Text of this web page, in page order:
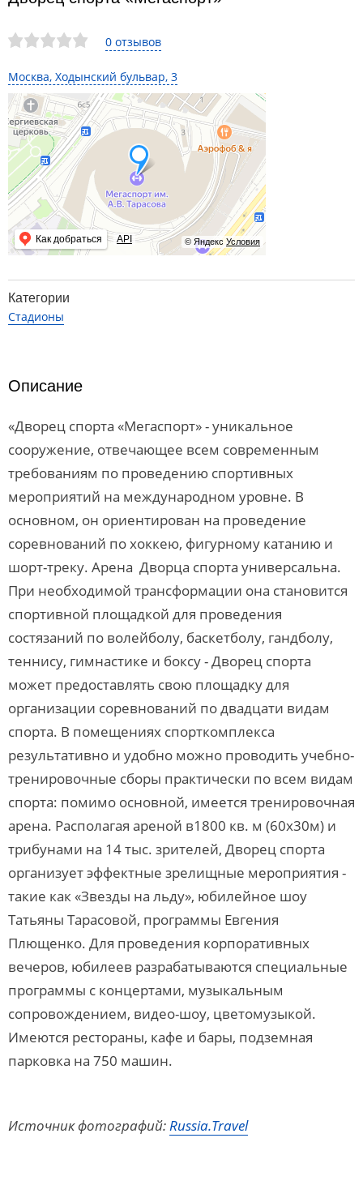
0 отзывов
Москва, Ходынский бульвар, 3
© Яндекс Условия
Как добраться API
Категории
Стадионы
Описание
«Дворец спорта «Мегаспорт» - уникальное
сооружение, отвечающее всем современным
требованиям по проведению спортивных
мероприятий на международном уровне. В
основном, он ориентирован на проведение
соревнований по хоккею, фигурному катанию и
шорт-треку. Арена Дворца спорта универсальна.
При необходимой трансформации она становится
спортивной площадкой для проведения
состязаний по волейболу, баскетболу, гандболу,
теннису, гимнастике и боксу - Дворец спорта
может предоставлять свою площадку для
организации соревнований по двадцати видам
спорта. В помещениях спорткомплекса
результативно и удобно можно проводить учебно-
тренировочные сборы практически по всем видам
спорта: помимо основной, имеется тренировочная
арена. Располагая ареной в1800 кв. м (60х30м) и
трибунами на 14 тыс. зрителей, Дворец спорта
организует эффектные зрелищные мероприятия -
такие как «Звезды на льду», юбилейное шоу
Татьяны Тарасовой, программы Евгения
Плющенко. Для проведения корпоративных
вечеров, юбилеев разрабатываются специальные
программы с концертами, музыкальным
сопровождением, видео-шоу, цветомузыкой.
Имеются рестораны, кафе и бары, подземная
парковка на 750 машин.
Источник фотографий:Russia.Travel